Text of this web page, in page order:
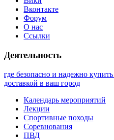
Вконтакте
Форум
О нас
Ссылки
Деятельность
где безопасно и надежно
доставкой в ваш город
Календарь мероприятий
Лекции
Спортивные походы
Соревнования
ПВД